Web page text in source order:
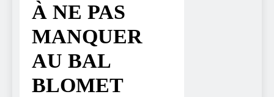
À NE PAS
MANQUER
AU BAL
BLOMET